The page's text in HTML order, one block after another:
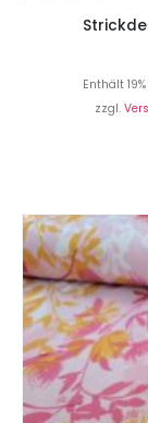
Enthält
zzgl.